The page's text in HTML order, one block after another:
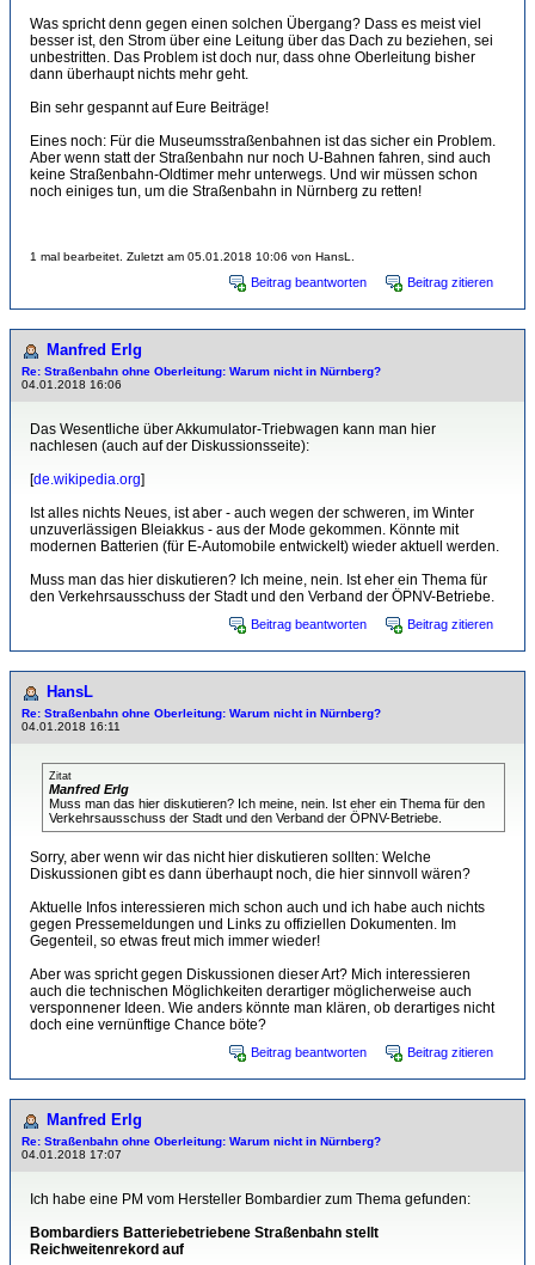
Was spricht denn gegen einen solchen Übergang? Dass es meist viel
besser ist, den Strom über eine Leitung über das Dach zu beziehen, sei
unbestritten. Das Problem ist doch nur, dass ohne Oberleitung bisher
dann überhaupt nichts mehr geht.
Bin sehr gespannt auf Eure Beiträge!
Eines noch: Für die Museumsstraßenbahnen ist das sicher ein Problem.
Aber wenn statt der Straßenbahn nur noch U-Bahnen fahren, sind auch
keine Straßenbahn-Oldtimer mehr unterwegs. Und wir müssen schon
noch einiges tun, um die Straßenbahn in Nürnberg zu retten!
1 mal bearbeitet. Zuletzt am 05.01.2018 10:06 von HansL.
Beitrag beantworten Beitrag zitieren
Manfred Erlg
Re: Straßenbahn ohne Oberleitung: Warum nicht in Nürnberg?
04.01.2018 16:06
Das Wesentliche über Akkumulator-Triebwagen kann man hier
nachlesen (auch auf der Diskussionsseite):
[de.wikipedia.org]
Ist alles nichts Neues, ist aber - auch wegen der schweren, im Winter
unzuverlässigen Bleiakkus - aus der Mode gekommen. Könnte mit
modernen Batterien (für E-Automobile entwickelt) wieder aktuell werden.
Muss man das hier diskutieren? Ich meine, nein. Ist eher ein Thema für
den Verkehrsausschuss der Stadt und den Verband der ÖPNV-Betriebe.
Beitrag beantworten Beitrag zitieren
HansL
Re: Straßenbahn ohne Oberleitung: Warum nicht in Nürnberg?
04.01.2018 16:11
Zitat
Manfred Erlg
Muss man das hier diskutieren? Ich meine, nein. Ist eher ein Thema für den
Verkehrsausschuss der Stadt und den Verband der ÖPNV-Betriebe.
Sorry, aber wenn wir das nicht hier diskutieren sollten: Welche
Diskussionen gibt es dann überhaupt noch, die hier sinnvoll wären?
Aktuelle Infos interessieren mich schon auch und ich habe auch nichts
gegen Pressemeldungen und Links zu offiziellen Dokumenten. Im
Gegenteil, so etwas freut mich immer wieder!
Aber was spricht gegen Diskussionen dieser Art? Mich interessieren
auch die technischen Möglichkeiten derartiger möglicherweise auch
versponnener Ideen. Wie anders könnte man klären, ob derartiges nicht
doch eine vernünftige Chance böte?
Beitrag beantworten Beitrag zitieren
Manfred Erlg
Re: Straßenbahn ohne Oberleitung: Warum nicht in Nürnberg?
04.01.2018 17:07
Ich habe eine PM vom Hersteller Bombardier zum Thema gefunden:
Bombardiers Batteriebetriebene Straßenbahn stellt
Reichweitenrekord auf